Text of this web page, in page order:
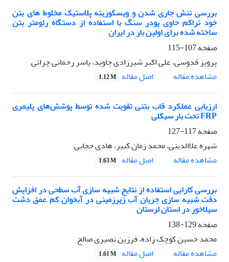
بررسی تنش جاری شدن و ویسکوزیته پلاستیک مخلوط های بتن
خود تراکم حاوی پودر سنگ با استفاده از دستگاه رئومتر بتن
ساخته شده برای اولین بار در ایران
صفحه107-115
پرویز قدوسی، علی اکبر شیرزادی جاوید، یاسر رحمانی چراتی
مشاهده مقاله
اصل مقاله 1.12 M
ارزیابی عملکرد قاب بتنی تقویت شده توسط پوشش‌های پلیمری
FRP تحت بار سیکلی
صفحه117-127
شهره علاالدینی، محمد زمان کبیر، هادی حجابی
مشاهده مقاله
اصل مقاله 1.63 M
بررسی کارایی استفاده از نتایج شبیه سازی آب سطحی در افزایش
دقت شبیه سازی جریان آب زیرزمینی در آبخوان کم عمق دشت
سیلاخور در استان لرستان
صفحه129-138
محمد حسین کوچک زاده، فرزین نصیری صالح
مشاهده مقاله
اصل مقاله 1.61 M